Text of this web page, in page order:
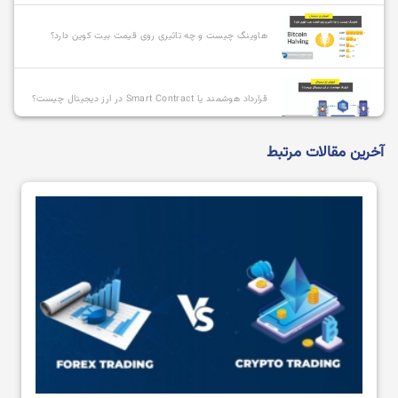
هاوینگ چیست و چه تاثیری روی قیمت بیت کوین دارد؟
قرارداد هوشمند یا Smart Contract در ارز دیجیتال چیست؟
استیکینگ (Staking) یا استیک کردن ارز دیجیتال به چه
معناست؟
آخرین مقالات مرتبط